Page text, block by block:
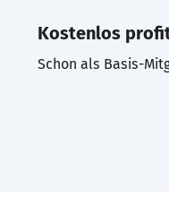
Kostenlos
Schon als Basis-